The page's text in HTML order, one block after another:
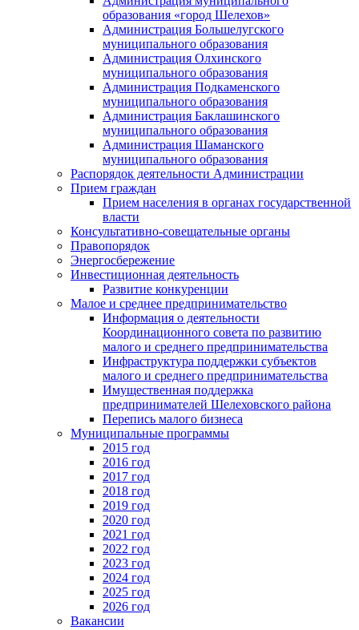
образования «город Шелехов»
Администрация Большелугского
муниципального образования
Администрация Олхинского
муниципального образования
Администрация Подкаменского
муниципального образования
Администрация Баклашинского
муниципального образования
Администрация Шаманского
муниципального образования
Распорядок деятельности Администрации
Прием граждан
Прием населения в органах государственной
власти
Консультативно-совещательные органы
Правопорядок
Энергосбережение
Инвестиционная деятельность
Развитие конкуренции
Малое и среднее предпринимательство
Информация о деятельности
Координационного совета по развитию
малого и среднего предпринимательства
Инфраструктура поддержки субъектов
малого и среднего предпринимательства
Имущественная поддержка
предпринимателей Шелеховского района
Перепись малого бизнеса
Муниципальные программы
2015 год
2016 год
2017 год
2018 год
2019 год
2020 год
2021 год
2022 год
2023 год
2024 год
2025 год
2026 год
Вакансии